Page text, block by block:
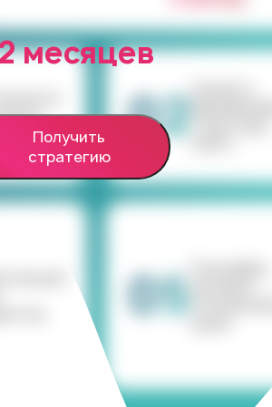
месяцев
Получить
стратегию
02
05